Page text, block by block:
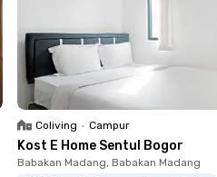
Coliving • Campur
Kost E Home Sentul Bogor
Babakan Madang, Babakan Madang